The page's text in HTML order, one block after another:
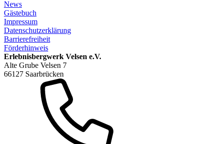
News
Gästebuch
Impressum
Datenschutzerklärung
Barrierefreiheit
Förderhinweis
Erlebnisbergwerk Velsen e.V.
Alte Grube Velsen 7
66127 Saarbrücken